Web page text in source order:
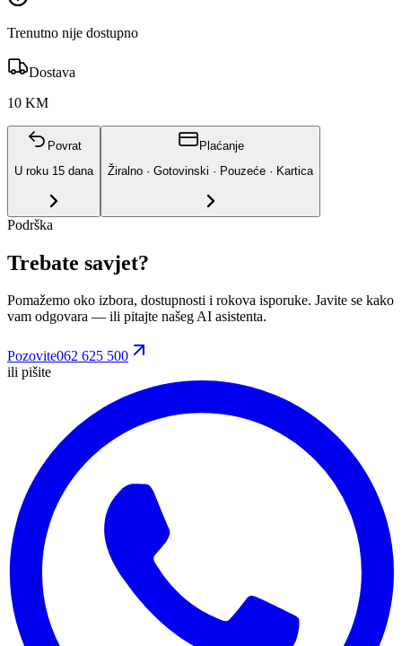
Trenutno nije dostupno
Dostava
10 KM
Povrat
U roku 15 dana
Plaćanje
Žiralno · Gotovinski · Pouzeće · Kartica
Podrška
Trebate savjet?
Pomažemo oko izbora, dostupnosti i rokova isporuke. Javite se kako
vam odgovara — ili pitajte našeg AI asistenta.
Pozovite062 625 500
ili pišite